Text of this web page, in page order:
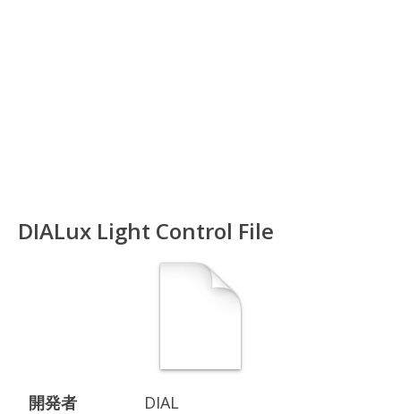
DIALux Light Control File
開発者
DIAL